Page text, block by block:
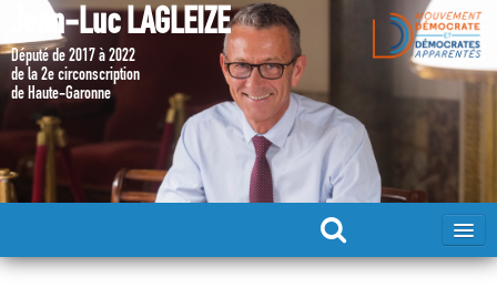
Jean-Luc LAGLEIZE
Député de 2017 à 2022
de la 2e circonscription
de Haute-Garonne